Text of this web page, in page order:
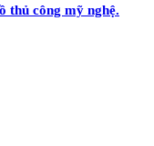
thủ công mỹ nghệ.